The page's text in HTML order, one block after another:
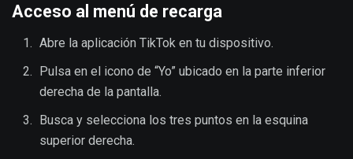
Acceso al menú de recarga
Abre la aplicación TikTok en tu dispositivo.
Pulsa en el icono de “Yo” ubicado en la parte inferior
derecha de la pantalla.
Busca y selecciona los tres puntos en la esquina
superior derecha.